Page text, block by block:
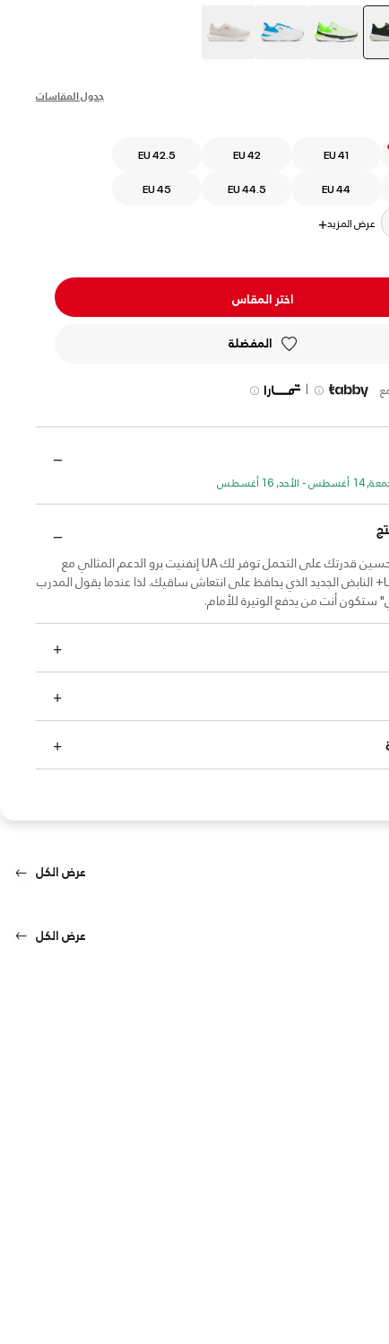
جدول المقاسات
EU 41
EU 42
EU 42.5
EU 44
EU 44.5
EU 45
عرض المزيد+
اختر المقاس
المفضلة
|
- الأحد, 16 أغسطس
هل تعمل على تحسين قدرتك على التحمل توفر لك UA إنفنيت برو الدعم المثالي مع
توسيد UA HOVR+ النابض الجديد الذي يحافظ على انتعاش ساقيك. لذا عندما يقول المدرب
ستكون أنت من يدفع الوتيرة للأمام.
عرض الكل
عرض الكل